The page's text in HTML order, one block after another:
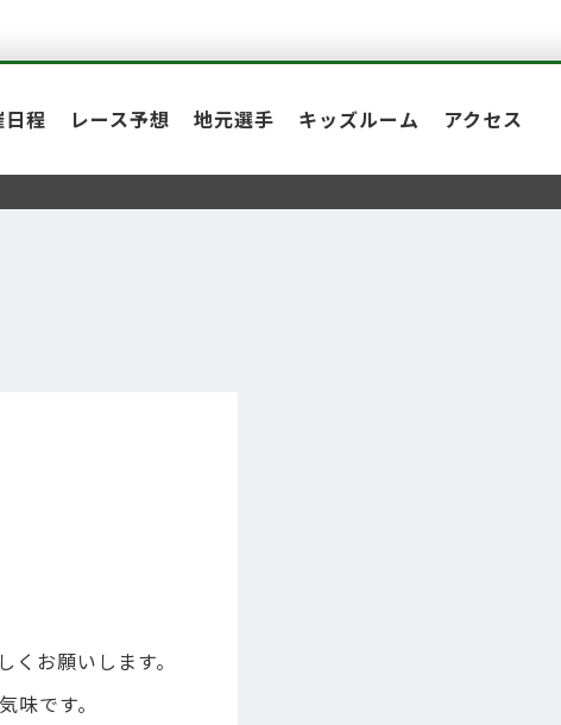
日程 レース予想 地元選手 キッズルーム アクセス
お願いします。
です。